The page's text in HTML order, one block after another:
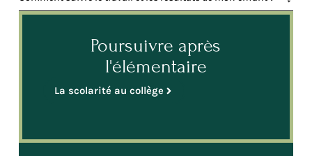
Poursuivre après
l'élémentaire
La scolarité au collège